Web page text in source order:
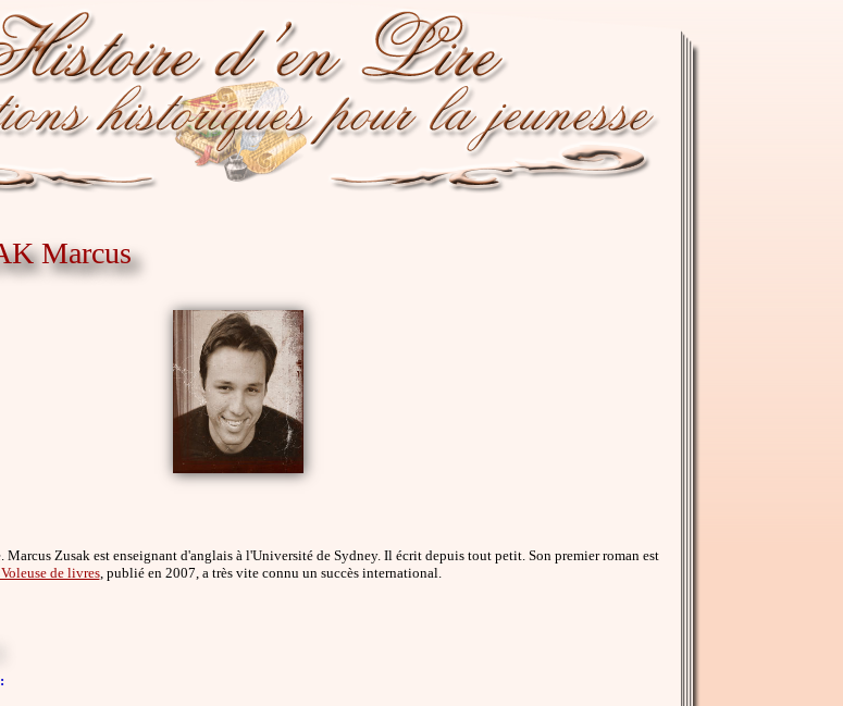
Marcus
Marcus Zusak est enseignant d'anglais à l'Université de Sydney. Il écrit depuis tout petit. Son premier roman est
de livres, publié en 2007, a très vite connu un succès international.